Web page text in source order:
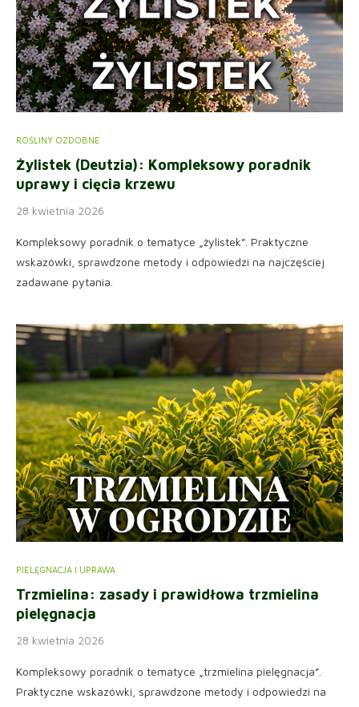
ROŚLINY OZDOBNE
Żylistek (Deutzia): Kompleksowy poradnik
uprawy i cięcia krzewu
28 kwietnia 2026
Kompleksowy poradnik o tematyce „żylistek”. Praktyczne
wskazówki, sprawdzone metody i odpowiedzi na najczęściej
zadawane pytania.
PIELĘGNACJA I UPRAWA
Trzmielina: zasady i prawidłowa trzmielina
pielęgnacja
28 kwietnia 2026
Kompleksowy poradnik o tematyce „trzmielina pielęgnacja”.
Praktyczne wskazówki, sprawdzone metody i odpowiedzi na